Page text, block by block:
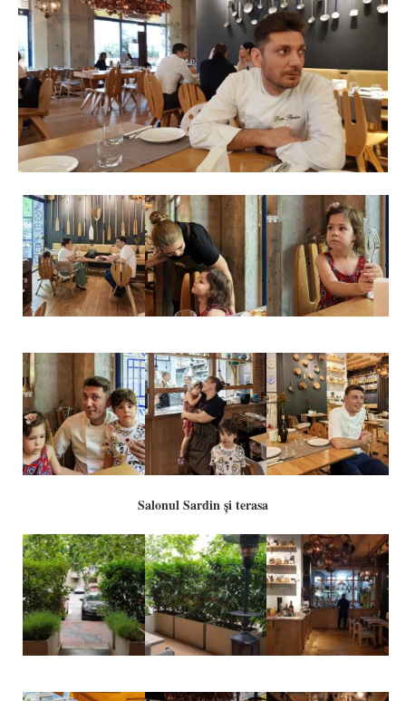
Salonul Sardin și terasa